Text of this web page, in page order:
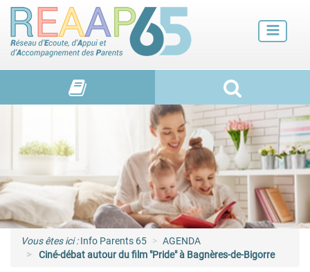
Petite enfance
Enfance
Adolescence et jeunes adultes
Vie de familles
Vous êtes ici :Info Parents 65
AGENDA
Ciné-débat autour du film "Pride" à Bagnères-de-Bigorre